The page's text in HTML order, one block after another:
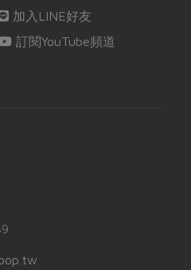
加入LINE好友
訂閱YouTube頻道